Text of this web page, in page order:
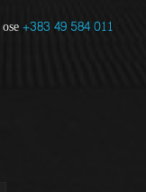
ose+383 49 584 011